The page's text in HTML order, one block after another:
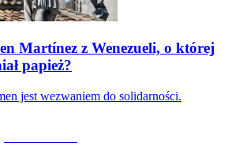
Martínez z Wenezueli, o której
papież?
jest wezwaniem do solidarności.